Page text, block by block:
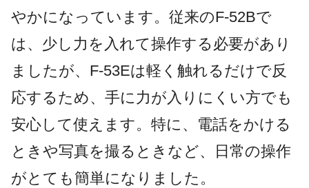
やかになっています。従来のF-52Bで
は、少し力を入れて操作する必要があり
ましたが、F-53Eは軽く触れるだけで反
応するため、手に力が入りにくい方でも
安心して使えます。特に、電話をかける
ときや写真を撮るときなど、日常の操作
がとても簡単になりました。